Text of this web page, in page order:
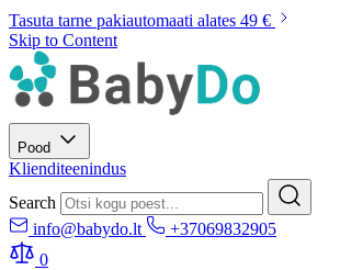
Tasuta tarne pakiautomaati alates 49 €
Skip to Content
Pood
Klienditeenindus
Search
info@babydo.lt
+37069832905
0